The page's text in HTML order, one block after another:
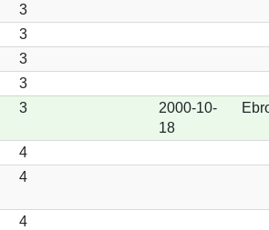
3
3
3
3
3
2000-10-
18
4
4
4